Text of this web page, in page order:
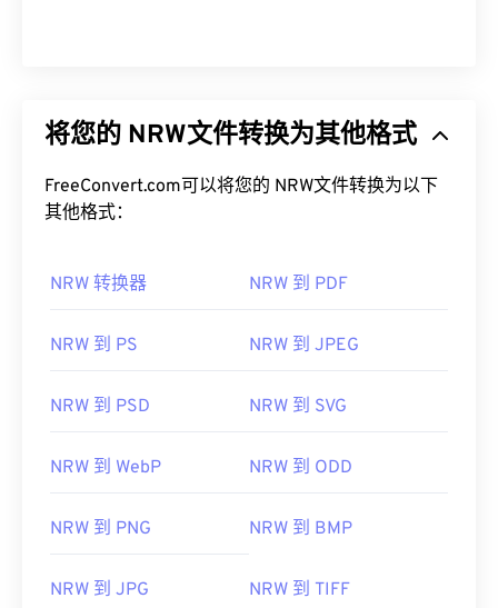
将您的 NRW文件转换为其他格式
FreeConvert.com可以将您的 NRW文件转换为以下
其他格式：
NRW 转换器 NRW 到 PDF
NRW 到 PS NRW 到 JPEG
NRW 到 PSD NRW 到 SVG
NRW 到 WebP NRW 到 ODD
NRW 到 PNG NRW 到 BMP
NRW 到 JPG NRW 到 TIFF